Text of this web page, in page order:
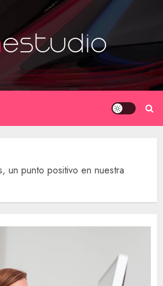
un punto positivo en nuestra